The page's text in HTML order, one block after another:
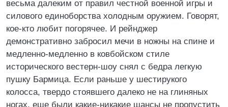
весьма далеким от правил честной военной игры и
силового единоборства холодным оружием. Говорят,
кое-кто любит погорячее. И рейнджер
демонстративно забросил мечи в ножны на спине и
медленно-медленно в ковбойском стиле
исторического вестерн-шоу снял с бедра легкую
пушку Бармица. Если раньше у шестирукого
колосса, твердо стоявшего далеко не на глиняных
ногах, еще были какие-никакие шансы не пропустить